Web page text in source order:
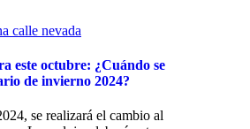
este octubre: ¿Cuándo se
de invierno 2024?
se realizará el cambio al